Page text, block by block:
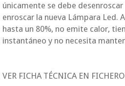
únicamente se debe
enroscar la nueva Lámpara Led.
hasta un 80%, no emite calor,
instantáneo y no necesita
VER FICHA TÉCNICA EN